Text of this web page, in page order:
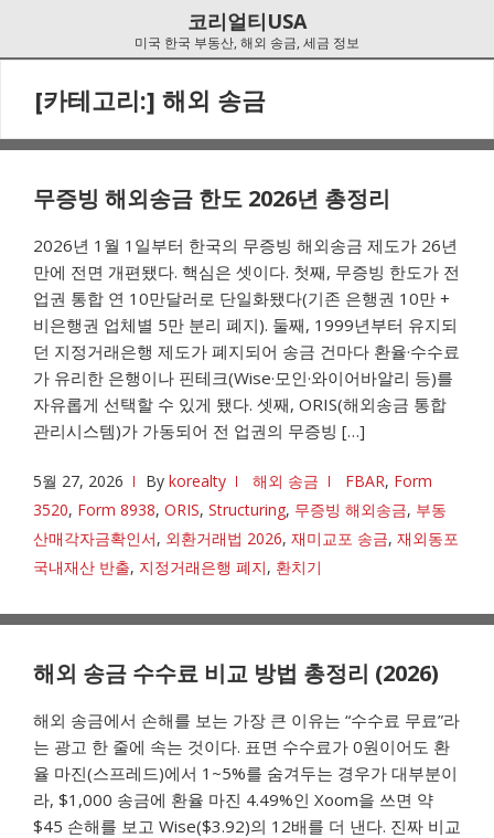
코리얼티USA
미국 한국 부동산, 해외 송금, 세금 정보
[카테고리:] 해외 송금
무증빙 해외송금 한도 2026년 총정리
2026년 1월 1일부터 한국의 무증빙 해외송금 제도가 26년
만에 전면 개편됐다. 핵심은 셋이다. 첫째, 무증빙 한도가 전
업권 통합 연 10만달러로 단일화됐다(기존 은행권 10만 +
비은행권 업체별 5만 분리 폐지). 둘째, 1999년부터 유지되
던 지정거래은행 제도가 폐지되어 송금 건마다 환율·수수료
가 유리한 은행이나 핀테크(Wise·모인·와이어바알리 등)를
자유롭게 선택할 수 있게 됐다. 셋째, ORIS(해외송금 통합
관리시스템)가 가동되어 전 업권의 무증빙 […]
5월 27, 2026 By korealty 해외 송금 FBAR, Form
3520, Form 8938, ORIS, Structuring, 무증빙 해외송금, 부동
산매각자금확인서, 외환거래법 2026, 재미교포 송금, 재외동포
국내재산 반출, 지정거래은행 폐지, 환치기
해외 송금 수수료 비교 방법 총정리 (2026)
해외 송금에서 손해를 보는 가장 큰 이유는 “수수료 무료”라
는 광고 한 줄에 속는 것이다. 표면 수수료가 0원이어도 환
율 마진(스프레드)에서 1~5%를 숨겨두는 경우가 대부분이
라, $1,000 송금에 환율 마진 4.49%인 Xoom을 쓰면 약
$45 손해를 보고 Wise($3.92)의 12배를 더 낸다. 진짜 비교